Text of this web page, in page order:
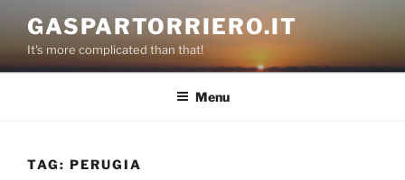
contenuto
GASPARTORRIERO.IT
It's more complicated than that!
Menu
TAG: PERUGIA